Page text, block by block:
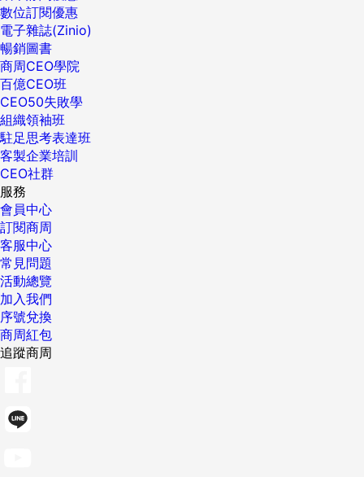
數位訂閱優惠
電子雜誌(Zinio)
暢銷圖書
商周CEO學院
百億CEO班
CEO50失敗學
組織領袖班
駐足思考表達班
客製企業培訓
CEO社群
服務
會員中心
訂閱商周
客服中心
常見問題
活動總覽
加入我們
序號兌換
商周紅包
追蹤商周